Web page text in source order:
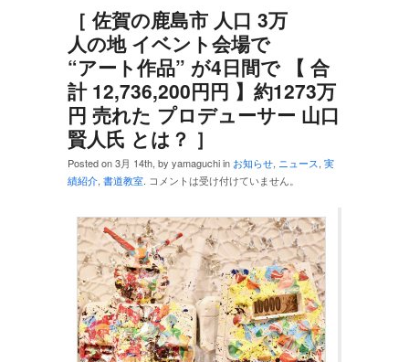
［ 佐賀の鹿島市 人口 3万
人の地 イベント会場で
“アート作品” が4日間で 【 合
計 12,736,200円円 】約1273万
円 売れた プロデューサー 山口
賢人氏 とは？ ］
Posted on 3月 14th, by yamaguchi in お知らせ, ニュース, 実
績紹介, 書道教室. コメントは受け付けていません。